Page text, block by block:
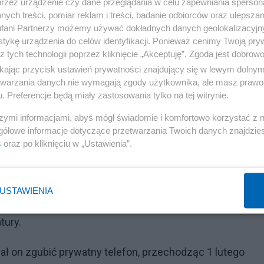
po godzinie 11.14, kluczowy w sprawie
12.10 Karpiński wraz z pełnomocnikiem stawił się w
dojść również do spotkania w Biurze Informatyki żony
Włodzimierzem Karpińskim i byłym komendantem
na stanowisku Dyrektora Biura Bezpieczeństwa i
oni skopiować znajdujące się w telefonach
dysk twardy.
do zabezpieczenia kluczowych dowodów
mogły znajdować się na dysku twardym, ani dysku
on zgubić prywatny telefon, przechodząc 1 lutego
treści, pomiar reklam i treści, badanie odbiorców oraz
Partnerzy możemy używać dokładnych danych
urządzenia do celów identyfikacji. Ponieważ cenimy Twoją
tych technologii poprzez kliknięcie „Akceptuję”. Zgoda jest
przycisk ustawień prywatności znajdujący się w lewym
danych nie wymagają zgody użytkownika, ale masz
Preferencje będą miały zastosowania tylko na tej witrynie.
informacjami, abyś mógł świadomie i komfortowo korzystać z
informacje dotyczące przetwarzania Twoich danych
oraz po kliknięciu w „Ustawienia”.
USTAWIENIA